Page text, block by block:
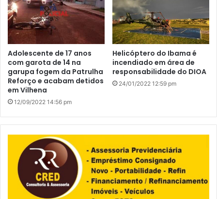
Adolescente de 17 anos
com garota de 14 na
garupa fogem da Patrulha
Reforço e acabam detidos
em Vilhena
12/09/2022 14:56 pm
Helicóptero do Ibama é
incendiado em área de
responsabilidade do DIOA
24/01/2022 12:59 pm